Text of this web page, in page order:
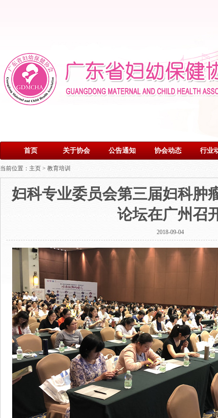
首页 关于协会 公告通知 协会动态 行业
当前位置： 主页 > 教育培训
妇科专业委员会第三届妇科肿
论坛在广州召
2018-09-04